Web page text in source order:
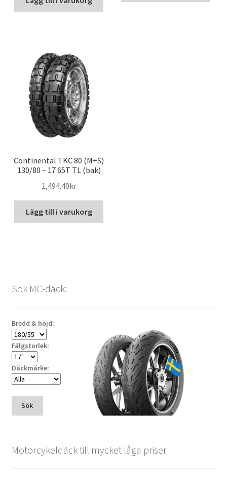
Continental TKC 80 (M+S)
130/80 – 17 65T TL (bak)
1,494.40kr
Lägg till i varukorg
Sök MC-däck:
Bredd & höjd:
Fälgstorlek:
Däckmärke:
Sök
Motorcykeldäck till mycket låga priser